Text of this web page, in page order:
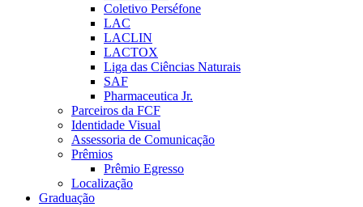
Coletivo Perséfone
LAC
LACLIN
LACTOX
Liga das Ciências Naturais
SAF
Pharmaceutica Jr.
Parceiros da FCF
Identidade Visual
Assessoria de Comunicação
Prêmios
Prêmio Egresso
Localização
Graduação